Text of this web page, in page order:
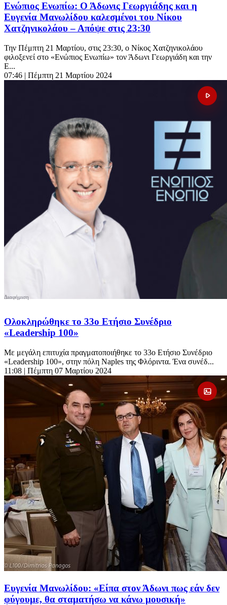
Ενώπιος Ενωπίω: Ο Άδωνις Γεωργιάδης και η
Ευγενία Μανωλίδου καλεσμένοι του Νίκου
Χατζηνικολάου – Απόψε στις 23:30
Την Πέμπτη 21 Μαρτίου, στις 23:30, ο Νίκος Χατζηνικολάου
φιλοξενεί στο «Ενώπιος Ενωπίω» τον Άδωνι Γεωργιάδη και την
Ε...
07:46 | Πέμπτη 21 Μαρτίου 2024
Ολοκληρώθηκε το 33ο Ετήσιο Συνέδριο
«Leadership 100»
Με μεγάλη επιτυχία πραγματοποιήθηκε το 33ο Ετήσιο Συνέδριο
«Leadership 100», στην πόλη Naples της Φλόριντα. Ένα συνέδ...
11:08 | Πέμπτη 07 Μαρτίου 2024
Ευγενία Μανωλίδου: «Είπα στον Άδωνι πως εάν δεν
φύγουμε, θα σταματήσω να κάνω μουσική»